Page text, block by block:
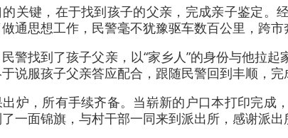
关键，在于找到孩子的父亲，完成亲子鉴定。
通思想工作，民警毫不犹豫驱车数百公里，跨市
警找到了孩子父亲，以“家乡人”的身份与他拉
说服孩子父亲答应配合，跟随民警回到丰顺，完
炉，所有手续齐备。当崭新的户口本打印完成
一面锦旗，与村干部一同来到派出所，感谢派出